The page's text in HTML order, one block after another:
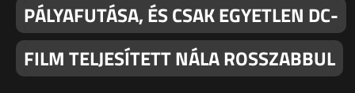
PÁLYAFUTÁSA, ÉS CSAK EGYETLEN DC-
FILM TELJESÍTETT NÁLA ROSSZABBUL